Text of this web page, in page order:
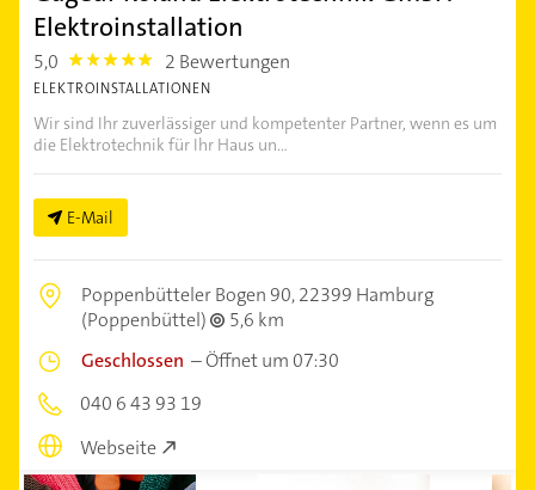
Elektroinstallation
5,0 5.0 2 Bewertungen
ELEKTROINSTALLATIONEN
Wir sind Ihr zuverlässiger und kompetenter Partner, wenn es um
die Elektrotechnik für Ihr Haus un...
E-Mail
Poppenbütteler Bogen 90,22399 Hamburg
(Poppenbüttel)
5,6 km
Geschlossen –Öffnet um 07:30
040 6 43 93 19
Webseite